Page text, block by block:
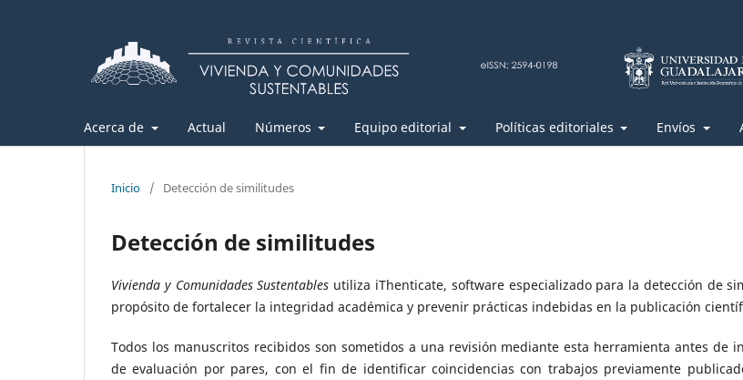
Acerca de Actual Números Equipo editorial Políticas editoriales Envíos
Inicio / Detección de similitudes
Detección de similitudes
Vivienda y Comunidades Sustentables utiliza iThenticate, software especializado para la detección de
propósito de fortalecer la integridad académica y prevenir prácticas indebidas en la publicación
Todos los manuscritos recibidos son sometidos a una revisión mediante esta herramienta antes de
de evaluación por pares, con el fin de identificar coincidencias con trabajos previamente